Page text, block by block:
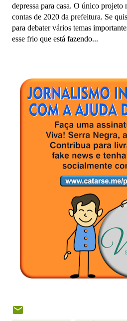
depressa para casa. O único projeto
contas de 2020 da prefeitura. Se
para debater vários temas
esse frio que está fazendo...